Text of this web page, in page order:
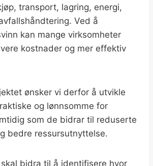
transport, lagring, energi,
Ved å
kan mange virksomheter
kostnader og mer effektiv
ønsker vi derfor å utvikle
og lønnsomme for
som de bidrar til reduserte
bedre ressursutnyttelse.
bidra til å identifisere hvor